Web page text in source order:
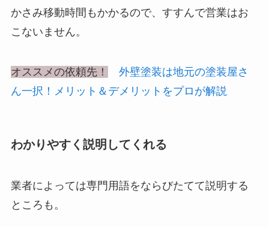
かさみ移動時間もかかるので、すすんで営業はお
こないません。
オススメの依頼先！
外壁塗装は地元の塗装屋さ
ん一択！メリット＆デメリットをプロが解説
わかりやすく説明してくれる
業者によっては専門用語をならびたてて説明する
ところも。